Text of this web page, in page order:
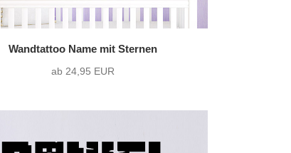
Wandtattoo Name mit Sternen
ab 24,95 EUR